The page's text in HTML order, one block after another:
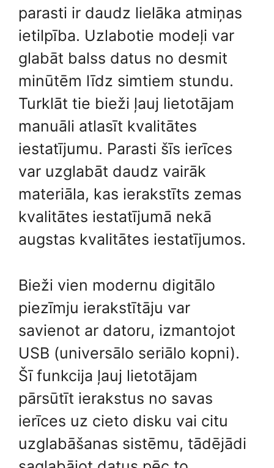
parasti ir daudz lielāka atmiņas
ietilpība. Uzlabotie modeļi var
glabāt balss datus no desmit
minūtēm līdz simtiem stundu.
Turklāt tie bieži ļauj lietotājam
manuāli atlasīt kvalitātes
iestatījumu. Parasti šīs ierīces
var uzglabāt daudz vairāk
materiāla, kas ierakstīts zemas
kvalitātes iestatījumā nekā
augstas kvalitātes iestatījumos.
Bieži vien modernu digitālo
piezīmju ierakstītāju var
savienot ar datoru, izmantojot
USB (universālo seriālo kopni).
Šī funkcija ļauj lietotājam
pārsūtīt ierakstus no savas
ierīces uz cieto disku vai citu
uzglabāšanas sistēmu, tādējādi